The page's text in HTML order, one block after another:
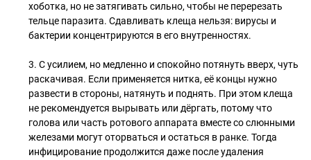
хоботка, но не затягивать сильно, чтобы не перерезать
тельце паразита. Сдавливать клеща нельзя: вирусы и
бактерии концентрируются в его внутренностях.
3. С усилием, но медленно и спокойно потянуть вверх, чуть
раскачивая. Если применяется нитка, её концы нужно
развести в стороны, натянуть и поднять. При этом клеща
не рекомендуется вырывать или дёргать, потому что
голова или часть ротового аппарата вместе со слюнными
железами могут оторваться и остаться в ранке. Тогда
инфицирование продолжится даже после удаления